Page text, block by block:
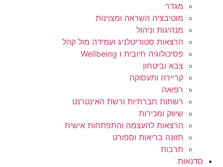
מגדר
מוטיבציה השראה ומצוינות
מנהיגות וניהול
הרצאות סטוריטלניג ועמידה מול קהל
פסיכולוגיה חיובית ו Wellbeing
צבא וביטחון
קריירה ותעסוקה
רפואה
רשתות חברתיות ורשת האינטרנט
שיווק ומכירות
הרצאות להעצמה והתפתחות אישית
תזונה בריאות וספורט
תרבות
סדנאות